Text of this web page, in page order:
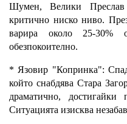
Шумен, Велики
критично ниско ниво.
варира около 25-30%
обезпокоително.
* Язовир "Копринка":
който снабдява Стара
драматично,
Ситуацията изисква